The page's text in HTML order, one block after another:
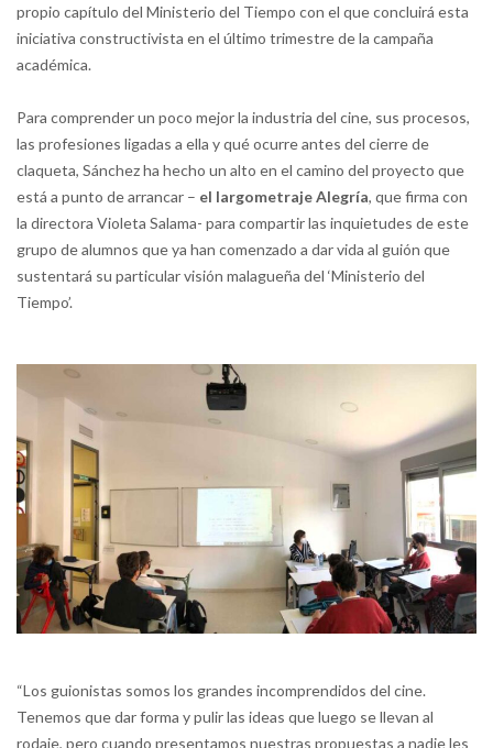
propio capítulo del Ministerio del Tiempo con el que concluirá esta
iniciativa constructivista en el último trimestre de la campaña
académica.
Para comprender un poco mejor la industria del cine, sus procesos,
las profesiones ligadas a ella y qué ocurre antes del cierre de
claqueta, Sánchez ha hecho un alto en el camino del proyecto que
está a punto de arrancar – el largometraje Alegría, que firma con
la directora Violeta Salama- para compartir las inquietudes de este
grupo de alumnos que ya han comenzado a dar vida al guión que
sustentará su particular visión malagueña del ‘Ministerio del
Tiempo’.
“Los guionistas somos los grandes incomprendidos del cine.
Tenemos que dar forma y pulir las ideas que luego se llevan al
rodaje, pero cuando presentamos nuestras propuestas a nadie les